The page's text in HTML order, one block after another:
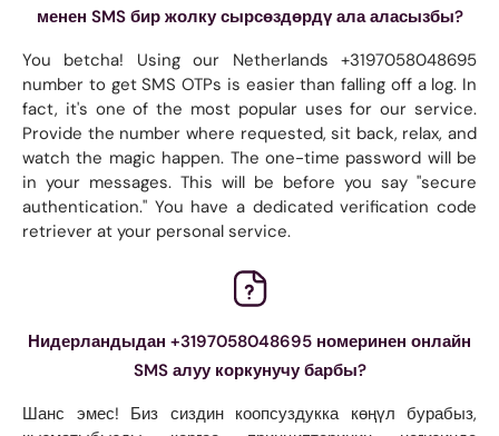
менен SMS бир жолку сырсөздөрдү ала аласызбы?
You betcha! Using our Netherlands +3197058048695
number to get SMS OTPs is easier than falling off a log. In
fact, it's one of the most popular uses for our service.
Provide the number where requested, sit back, relax, and
watch the magic happen. The one-time password will be
in your messages. This will be before you say "secure
authentication." You have a dedicated verification code
retriever at your personal service.
Нидерландыдан +3197058048695 номеринен онлайн
SMS алуу коркунучу барбы?
Шанс эмес! Биз сиздин коопсуздукка көңүл бурабыз,